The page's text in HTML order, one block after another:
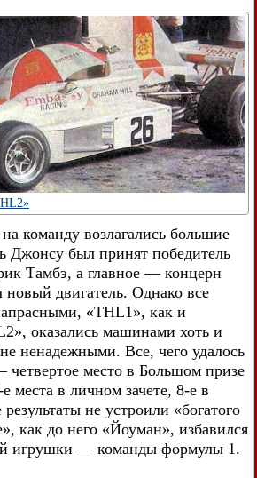
команду возлагались большие
был принят победитель
Тамбэ, а главное — концерн
новый двигатель. Однако все
«THL1», как и
оказались машинами хоть и
ненадежными. Все, чего удалось
место в Большом призе
места в личном зачете, 8-е в
не устроили «богатого
как до него «Йоуман», избавился
игрушки — команды формулы 1.